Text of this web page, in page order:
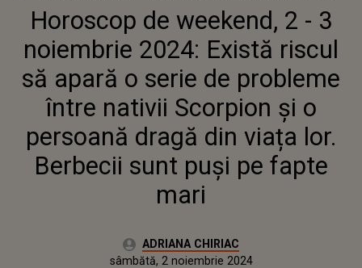
NOIEMBRIE 2024: EXISTĂ RISCUL
SĂ APARĂ O SERIE DE PROBLEME
ÎNTRE NATIVII SCORPION ȘI O
PERSOANĂ DRAGĂ DIN VIAȚA
LOR. BERBECII SUNT PUȘI PE
Horoscop de weekend, 2 - 3
noiembrie 2024: Există riscul
să apară o serie de probleme
între nativii Scorpion și o
persoană dragă din viața lor.
Berbecii sunt puși pe fapte
mari
Autor:ADRIANA CHIRIAC
sâmbătă, 2 noiembrie 2024
Actualizat:
sâmbătă, 2 noiembrie 2024